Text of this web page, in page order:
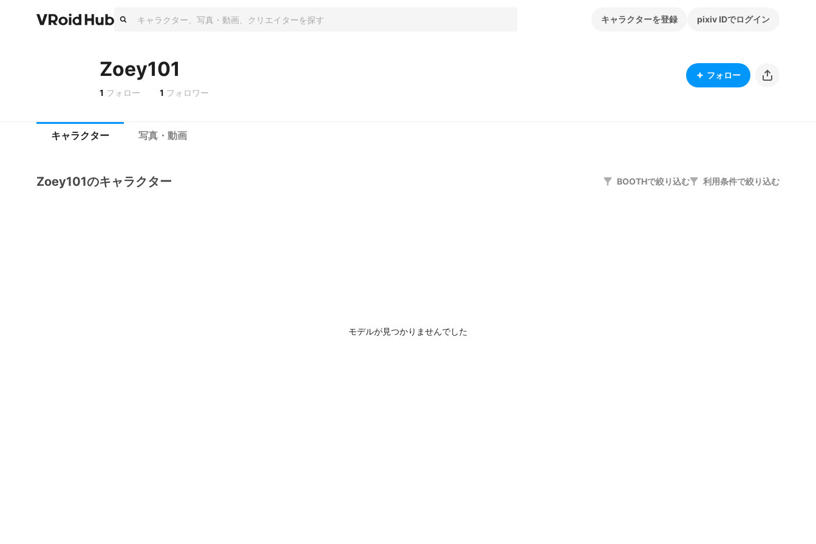
キャラクターを登録 pixiv IDでログイン
Zoey101
1 フォロー 1 フォロワー
フォロー
キャラクター 写真・動画
Zoey101のキャラクター BOOTHで絞り込む 利用条件で絞り込む
モデルが見つかりませんでした